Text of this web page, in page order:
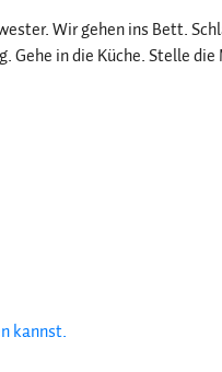
Wir gehen ins Bett.
Gehe in die Küche. Stelle
kannst.